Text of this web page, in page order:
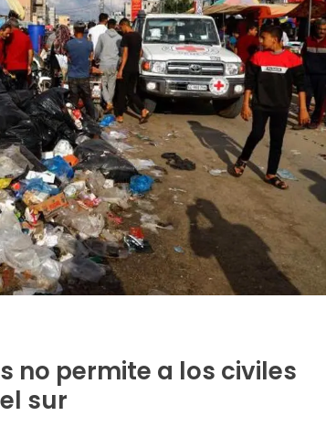
no permite a los civiles
sur